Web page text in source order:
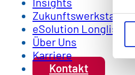
Zukunftswerkstatt
eSolution Longlist
Über Uns
Karriere
Kontakt